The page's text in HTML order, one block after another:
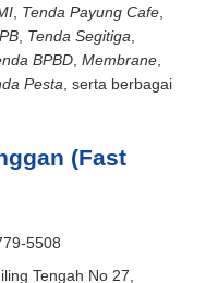
Tenda Payung Cafe
Tenda Segitiga
BPBD Membrane
Pesta , serta berbagai
(Fast
5508
Tengah No 27,